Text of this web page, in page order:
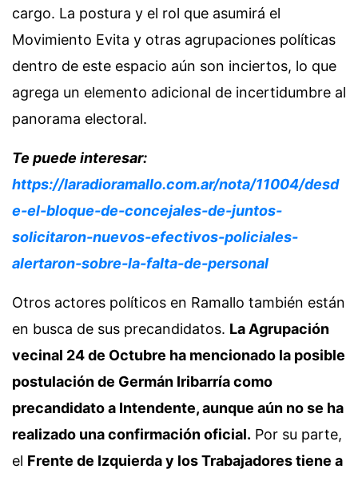
cargo. La postura y el rol que asumirá el
Movimiento Evita y otras agrupaciones políticas
dentro de este espacio aún son inciertos, lo que
agrega un elemento adicional de incertidumbre al
panorama electoral.
Te puede interesar:
https://laradioramallo.com.ar/nota/11004/desd
e-el-bloque-de-concejales-de-juntos-
solicitaron-nuevos-efectivos-policiales-
alertaron-sobre-la-falta-de-personal
Otros actores políticos en Ramallo también están
en busca de sus precandidatos. La Agrupación
vecinal 24 de Octubre ha mencionado la posible
postulación de Germán Iribarría como
precandidato a Intendente, aunque aún no se ha
realizado una confirmación oficial. Por su parte,
el Frente de Izquierda y los Trabajadores tiene a